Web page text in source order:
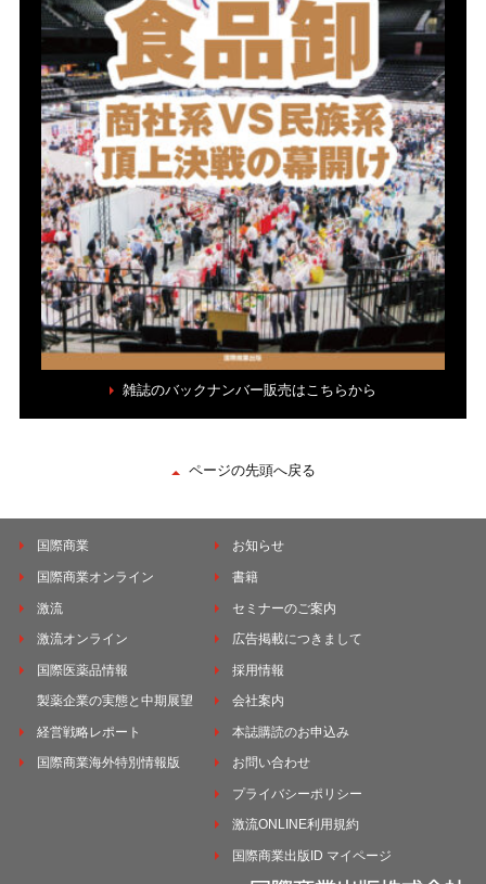
雑誌のバックナンバー販売はこちらから
ページの先頭へ戻る
国際商業
国際商業オンライン
激流
激流オンライン
国際医薬品情報
製薬企業の実態と中期展望
経営戦略レポート
国際商業海外特別情報版
お知らせ
書籍
セミナーのご案内
広告掲載につきまして
採用情報
会社案内
本誌購読のお申込み
お問い合わせ
プライバシーポリシー
激流ONLINE利用規約
国際商業出版ID マイページ